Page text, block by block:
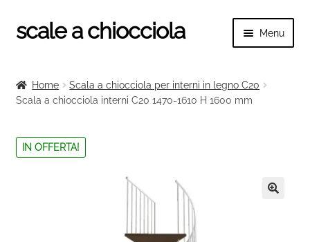
Vai
alla
Vai
al
scale a chiocciola Menu
Tutte le scale
Categorie scale
child
il
Home
Scala a chiocciola per interni in legno C20
Scala a chiocciola interni C20 1470-1610 H 1600 mm
IN OFFERTA!